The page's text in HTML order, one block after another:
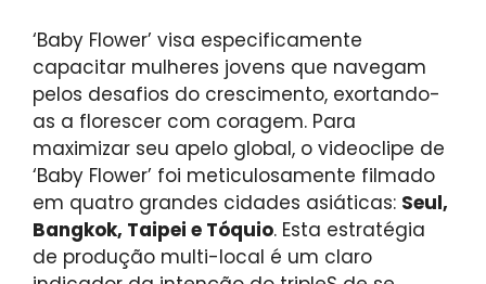
‘Baby Flower’ visa especificamente
capacitar mulheres jovens que navegam
pelos desafios do crescimento, exortando-
as a florescer com coragem. Para
maximizar seu apelo global, o videoclipe de
‘Baby Flower’ foi meticulosamente filmado
em quatro grandes cidades asiáticas: Seul,
Bangkok, Taipei e Tóquio. Esta estratégia
de produção multi-local é um claro